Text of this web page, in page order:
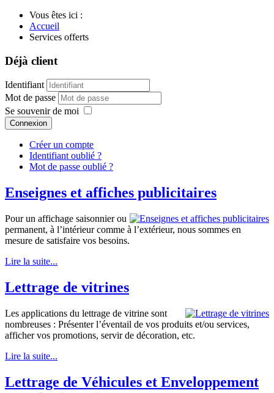
Vous êtes ici :
Accueil
Services offerts
Déjà client
Identifiant
Mot de passe
Se souvenir de moi
Connexion
Créer un compte
Identifiant oublié ?
Mot de passe oublié ?
Enseignes et affiches publicitaires
Pour un affichage saisonnier ou
permanent, à l’intérieur comme à l’extérieur, nous sommes en
mesure de satisfaire vos besoins.
Lire la suite...
Lettrage de vitrines
Les applications du lettrage de vitrine sont
nombreuses : Présenter l’éventail de vos produits et/ou services,
afficher vos promotions, servir de décoration, etc.
Lire la suite...
Lettrage de Véhicules et Enveloppement